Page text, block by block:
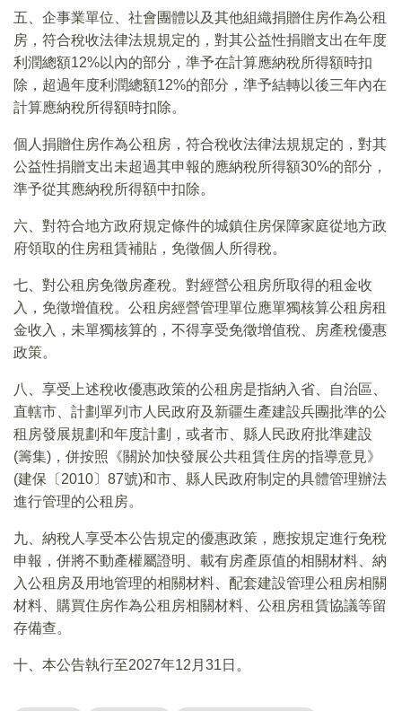
五、企事業單位、社會團體以及其他組織捐贈住房作為公租
房，符合稅收法律法規規定的，對其公益性捐贈支出在年度
利潤總額12%以內的部分，準予在計算應納稅所得額時扣
除，超過年度利潤總額12%的部分，準予結轉以後三年內在
計算應納稅所得額時扣除。
個人捐贈住房作為公租房，符合稅收法律法規規定的，對其
公益性捐贈支出未超過其申報的應納稅所得額30%的部分，
準予從其應納稅所得額中扣除。
六、對符合地方政府規定條件的城鎮住房保障家庭從地方政
府領取的住房租賃補貼，免徵個人所得稅。
七、對公租房免徵房產稅。對經營公租房所取得的租金收
入，免徵增值稅。公租房經營管理單位應單獨核算公租房租
金收入，未單獨核算的，不得享受免徵增值稅、房產稅優惠
政策。
八、享受上述稅收優惠政策的公租房是指納入省、自治區、
直轄市、計劃單列市人民政府及新疆生產建設兵團批準的公
租房發展規劃和年度計劃，或者市、縣人民政府批準建設
(籌集)，併按照《關於加快發展公共租賃住房的指導意見》
(建保〔2010〕87號)和市、縣人民政府制定的具體管理辦法
進行管理的公租房。
九、納稅人享受本公告規定的優惠政策，應按規定進行免稅
申報，併將不動產權屬證明、載有房產原值的相關材料、納
入公租房及用地管理的相關材料、配套建設管理公租房相關
材料、購買住房作為公租房相關材料、公租房租賃協議等留
存備查。
十、本公告執行至2027年12月31日。